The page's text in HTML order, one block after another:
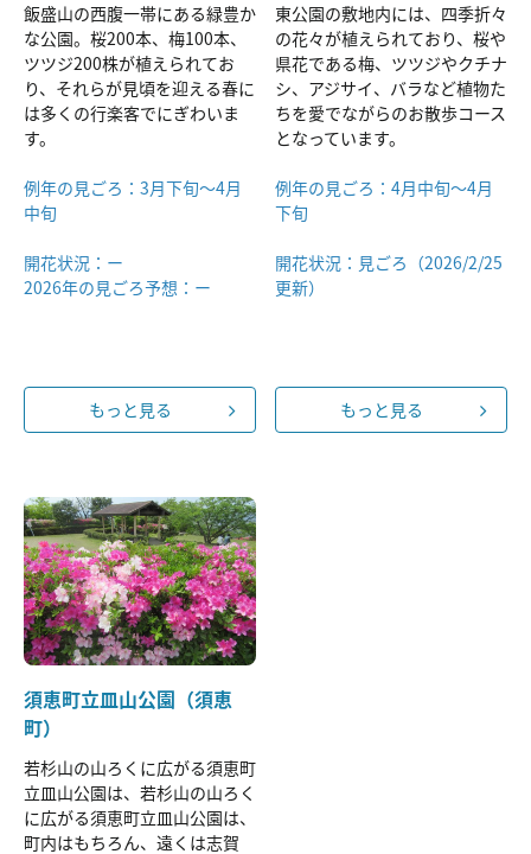
飯盛山の西腹一帯にある緑豊か
な公園。桜200本、梅100本、
ツツジ200株が植えられてお
り、それらが見頃を迎える春に
は多くの行楽客でにぎわいま
す。
例年の見ごろ：3月下旬～4月
中旬
開花状況：ー
2026年の見ごろ予想：ー
もっと見る
東公園の敷地内には、四季折々
の花々が植えられており、桜や
県花である梅、ツツジやクチナ
シ、アジサイ、バラなど植物た
ちを愛でながらのお散歩コース
となっています。
例年の見ごろ：4月中旬～4月
下旬
開花状況：見ごろ（2026/2/25
更新）
もっと見る
須恵町立皿山公園（須恵
町）
若杉山の山ろくに広がる須恵町
立皿山公園は、若杉山の山ろく
に広がる須恵町立皿山公園は、
町内はもちろん、遠くは志賀